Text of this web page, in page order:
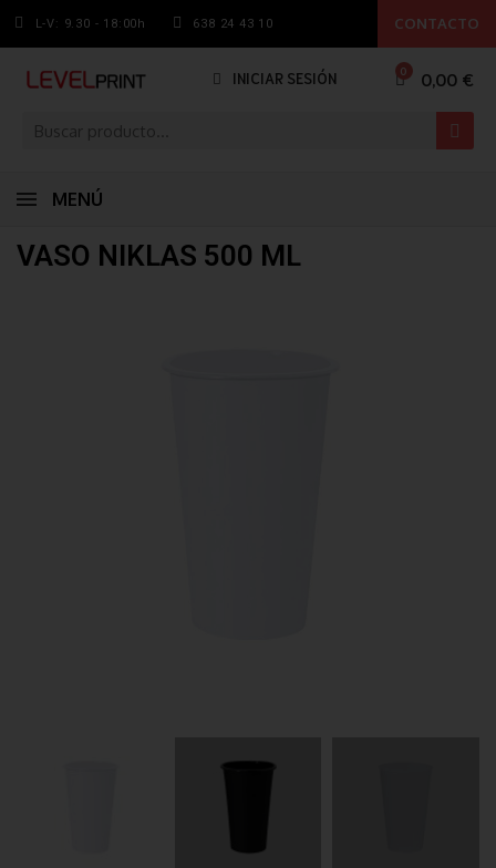
L-V: 9.30 - 18:00h 638 24 43 10 CONTACTO
INICIAR SESIÓN 0,00 €
MENÚ
VASO NIKLAS 500 ML